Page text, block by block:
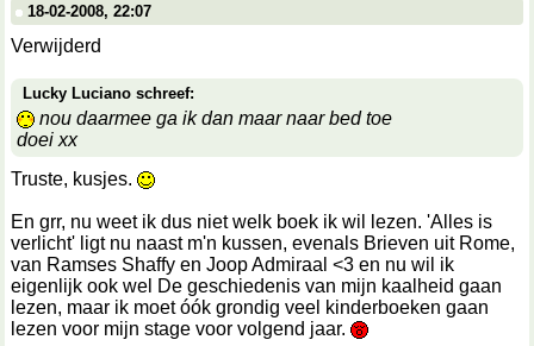
18-02-2008, 22:07
Verwijderd
Lucky Luciano schreef:
nou daarmee ga ik dan maar naar bed toe
doei xx
Truste, kusjes.
En grr, nu weet ik dus niet welk boek ik wil lezen. 'Alles is
verlicht' ligt nu naast m'n kussen, evenals Brieven uit Rome,
van Ramses Shaffy en Joop Admiraal <3 en nu wil ik
eigenlijk ook wel De geschiedenis van mijn kaalheid gaan
lezen, maar ik moet óók grondig veel kinderboeken gaan
lezen voor mijn stage voor volgend jaar.